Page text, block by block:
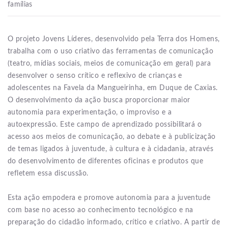
famílias
O projeto Jovens Líderes, desenvolvido pela Terra dos Homens,
trabalha com o uso criativo das ferramentas de comunicação
(teatro, mídias sociais, meios de comunicação em geral) para
desenvolver o senso crítico e reflexivo de crianças e
adolescentes na Favela da Mangueirinha, em Duque de Caxias.
O desenvolvimento da ação busca proporcionar maior
autonomia para experimentação, o improviso e a
autoexpressão. Este campo de aprendizado possibilitará o
acesso aos meios de comunicação, ao debate e à publicização
de temas ligados à juventude, à cultura e à cidadania, através
do desenvolvimento de diferentes oficinas e produtos que
refletem essa discussão.
Esta ação empodera e promove autonomia para a juventude
com base no acesso ao conhecimento tecnológico e na
preparação do cidadão informado, crítico e criativo. A partir de